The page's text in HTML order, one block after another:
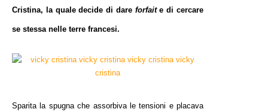
Cristina, la quale decide di dare forfaite di cercare
se stessa nelle terre francesi.
Sparita la spugna che assorbiva le tensioni e placava